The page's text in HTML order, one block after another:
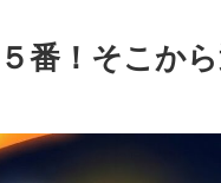
番！そこか